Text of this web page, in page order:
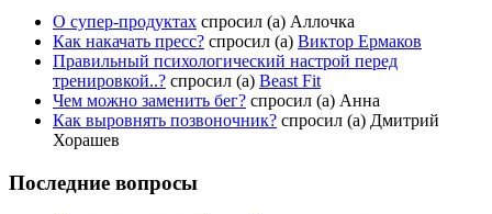
О супер-продуктах спросил (а) Аллочка
Как накачать пресс? спросил (а) Виктор Ермаков
Правильный психологический настрой перед
тренировкой..? спросил (а) Beast Fit
Чем можно заменить бег? спросил (а) Анна
Как выровнять позвоночник? спросил (а) Дмитрий
Хорашев
Последние вопросы